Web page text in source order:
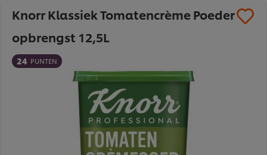
Knorr Klassiek Tomatencrème Poeder
opbrengst 12,5L
24 PUNTEN